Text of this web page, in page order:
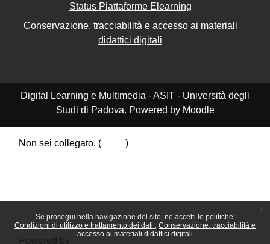
Se prosegui nella navigazione del sito, ne accetti le politiche:
Condizioni di utilizzo e trattamento dei dati
Conservazione, tracciabilità e
accesso ai materiali didattici digitali
Status Piattaforme Elearning
Conservazione, tracciabilità e accesso ai materiali
didattici digitali
Digital Learning e Multimedia - ASIT - Università degli
Studi di Padova. Powered by Moodle
Non sei collegato. (
)
Powered by Moodle